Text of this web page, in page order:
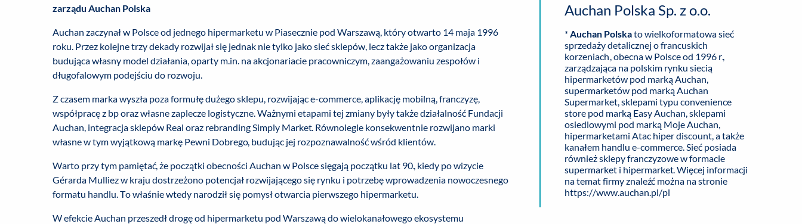
zarządu Auchan Polska
Auchan zaczynał w Polsce od jednego hipermarketu w Piasecznie pod Warszawą, który otwarto 14 maja 1996
roku. Przez kolejne trzy dekady rozwijał się jednak nie tylko jako sieć sklepów, lecz także jako organizacja
budująca własny model działania, oparty m.in. na akcjonariacie pracowniczym, zaangażowaniu zespołów i
długofalowym podejściu do rozwoju.
Z czasem marka wyszła poza formułę dużego sklepu, rozwijając e-commerce, aplikację mobilną, franczyzę,
współpracę z bp oraz własne zaplecze logistyczne. Ważnymi etapami tej zmiany były także działalność Fundacji
Auchan, integracja sklepów Real oraz rebranding Simply Market. Równolegle konsekwentnie rozwijano marki
własne w tym wyjątkową markę Pewni Dobrego, budując jej rozpoznawalność wśród klientów.
Warto przy tym pamiętać, że początki obecności Auchan w Polsce sięgają początku lat 90., kiedy po wizycie
Gérarda Mulliez w kraju dostrzeżono potencjał rozwijającego się rynku i potrzebę wprowadzenia nowoczesnego
formatu handlu. To właśnie wtedy narodził się pomysł otwarcia pierwszego hipermarketu.
W efekcie Auchan przeszedł drogę od hipermarketu pod Warszawą do wielokanałowego ekosystemu
Auchan Polska Sp. z o.o.
* Auchan Polskato wielkoformatowa sieć
sprzedaży detalicznej o francuskich
korzeniach, obecna w Polsce od 1996 r.,
zarządzająca na polskim rynku siecią
hipermarketów pod marką Auchan,
supermarketów pod marką Auchan
Supermarket, sklepami typu convenience
store pod marką Easy Auchan, sklepami
osiedlowymi pod marką Moje Auchan,
hipermarketami Atac hiper discount, a także
kanałem handlu e-commerce. Sieć posiada
również sklepy franczyzowe w formacie
supermarket i hipermarket. Więcej informacji
na temat firmy znaleźć można na stronie
https://www.auchan.pl/pl